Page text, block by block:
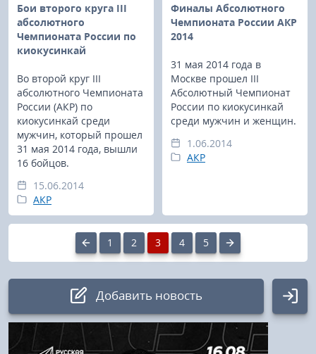
Бои второго круга III
абсолютного
Чемпионата России по
киокусинкай
Во второй круг III
абсолютного Чемпионата
России (АКР) по
киокусинкай среди
мужчин, который прошел
31 мая 2014 года, вышли
16 бойцов.
15.06.2014
АКР
Финалы Абсолютного
Чемпионата России АКР
2014
31 мая 2014 года в
Москве прошел III
Абсолютный Чемпионат
России по киокусинкай
среди мужчин и женщин.
1.06.2014
АКР
1 2 3 4 5
Добавить новость
Авторизация